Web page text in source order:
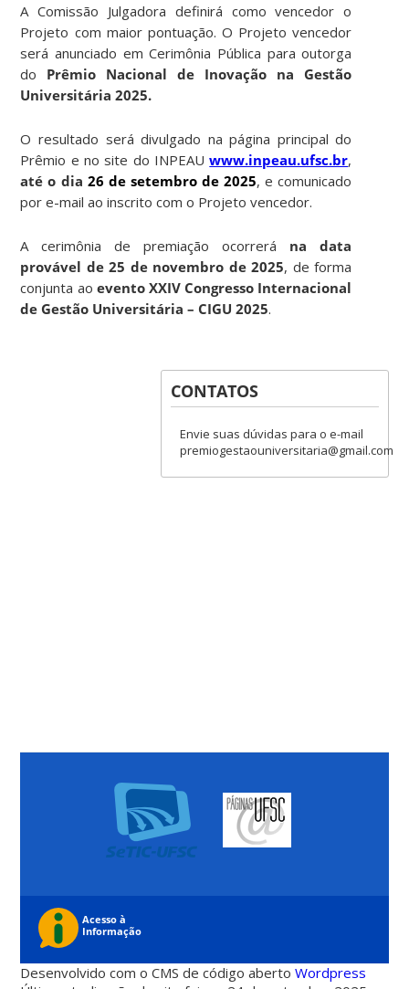
A Comissão Julgadora definirá como vencedor o
Projeto com maior pontuação. O Projeto vencedor
será anunciado em Cerimônia Pública para outorga
do Prêmio Nacional de Inovação na Gestão
Universitária 2025.
O resultado será divulgado na página principal do
Prêmio e no site do INPEAUwww.inpeau.ufsc.br,
até o dia 26 de setembro de 2025, e comunicado
por e-mail ao inscrito com o Projeto vencedor.
A cerimônia de premiação ocorrerá na data
provável de 25 de novembro de 2025, de forma
conjunta ao evento XXIV Congresso Internacional
de Gestão Universitária – CIGU 2025.
CONTATOS
Envie suas dúvidas para o e-mail
premiogestaouniversitaria@gmail.com
Desenvolvido com o CMS de código abertoWordpress